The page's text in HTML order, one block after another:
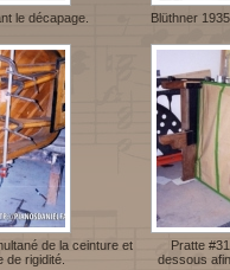
le décapage. Blüthner
de la ceinture et
de rigidité.
Pratte
dessous